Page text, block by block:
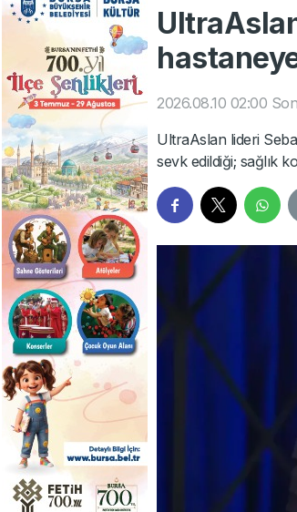
2026.08.10 02:00
UltraAslan lideri
sevk edildiği; sağlık